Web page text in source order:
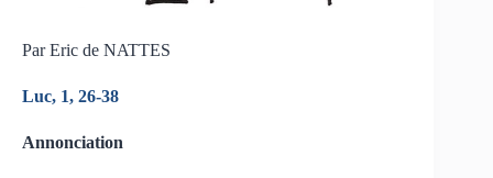
Par Eric de NATTES
Luc, 1, 26-38
Annonciation